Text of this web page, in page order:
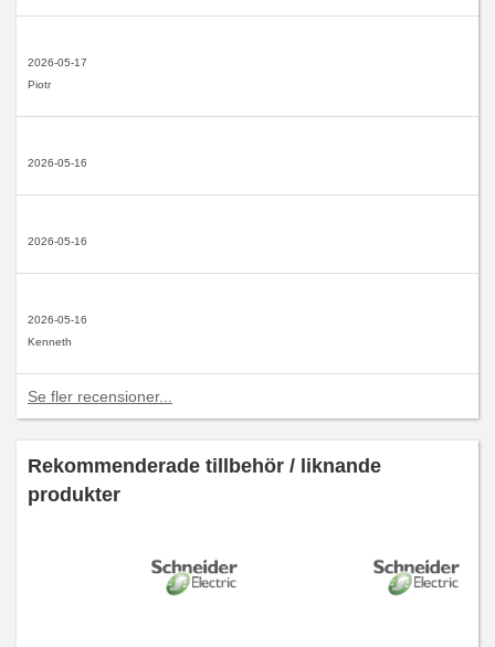
2026-05-17
Piotr
2026-05-16
2026-05-16
2026-05-16
Kenneth
Se fler recensioner...
Rekommenderade tillbehör / liknande
produkter